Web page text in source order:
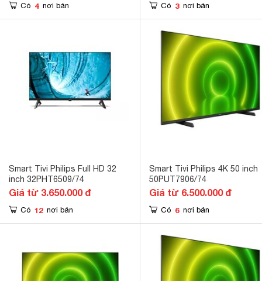
Có 4 nơi bán Có 3 nơi bán
Smart Tivi Philips Full HD 32
inch 32PHT6509/74
Giá từ 3.650.000 đ
Có 12 nơi bán
Smart Tivi Philips 4K 50 inch
50PUT7906/74
Giá từ 6.500.000 đ
Có 6 nơi bán